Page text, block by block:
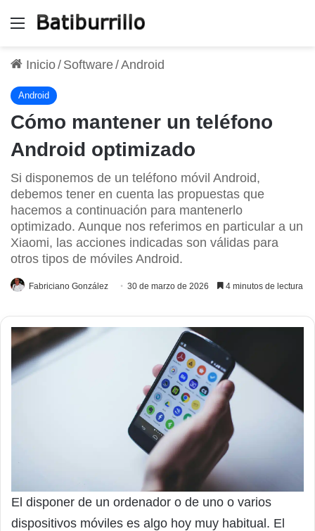
Menú
Inicio/ Software/Android
Android
Cómo mantener un teléfono
Android optimizado
Si disponemos de un teléfono móvil Android,
debemos tener en cuenta las propuestas que
hacemos a continuación para mantenerlo
optimizado. Aunque nos referimos en particular a un
Xiaomi, las acciones indicadas son válidas para
otros tipos de móviles Android.
Fabriciano González 30 de marzo de 2026 4 minutos de lectura
El disponer de un ordenador o de uno o varios
dispositivos móviles es algo hoy muy habitual. El